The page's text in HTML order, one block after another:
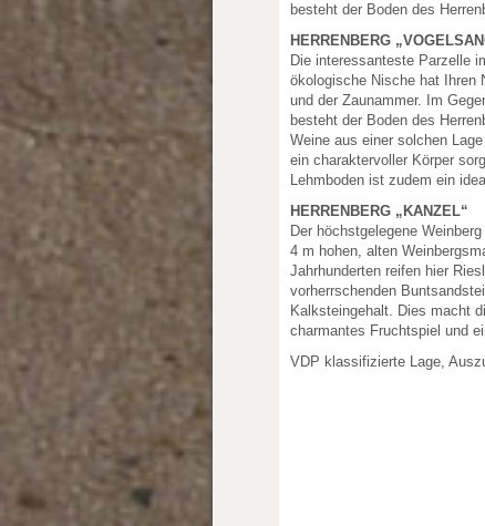
besteht der Boden des
HERRENBERG
Die interessanteste Parzelle
ökologische Nische hat Ihren
und der Zaunammer. Im
besteht der Boden des
Weine aus einer solchen
ein charaktervoller Körper
Lehmboden ist zudem ein
HERRENBERG „KANZEL“
Der höchstgelegene
4 m hohen, alten
Jahrhunderten reifen hier
vorherrschenden
Kalksteingehalt. Dies macht
charmantes Fruchtspiel und
VDP klassifizierte Lage,